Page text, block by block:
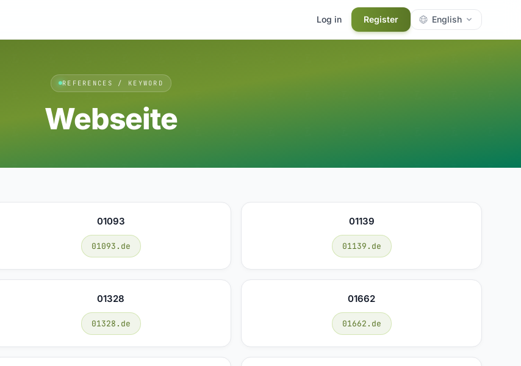
Log in Register English
REFERENCES / KEYWORD
Webseite
01093
01093.de
01139
01139.de
01328
01328.de
01662
01662.de